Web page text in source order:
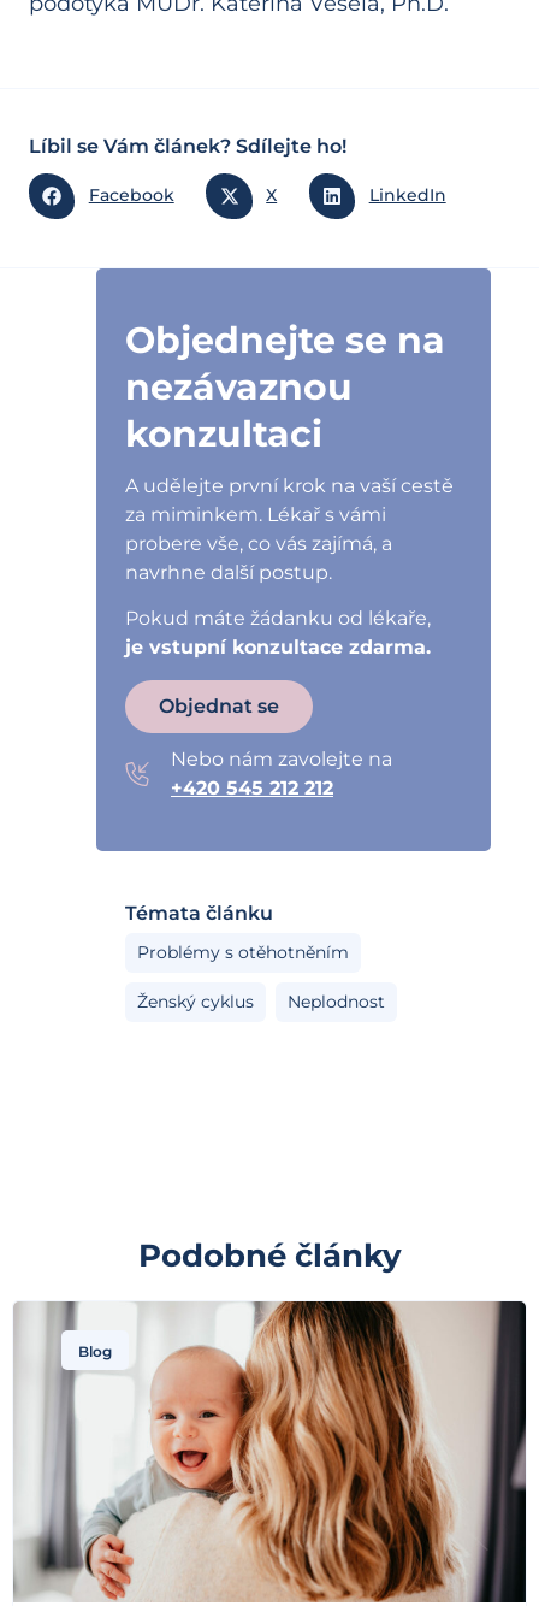
Líbil se Vám článek? Sdílejte ho!
Facebook X LinkedIn
Objednejte se na
nezávaznou
konzultaci
A udělejte první krok na vaší cestě
za miminkem. Lékař s vámi
probere vše, co vás zajímá, a
navrhne další postup.
Pokud máte žádanku od lékaře,
je vstupní konzultace zdarma.
Objednat se
Nebo nám zavolejte na
+420 545 212 212
Témata článku
Problémy s otěhotněním
Ženský cyklus Neplodnost
Podobné články
Blog